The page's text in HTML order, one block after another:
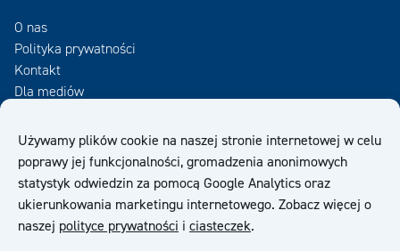
Używamy plików cookie na naszej stronie internetowej w celu
poprawy jej funkcjonalności, gromadzenia anonimowych
statystyk odwiedzin za pomocą Google Analytics oraz
ukierunkowania marketingu internetowego. Zobacz więcej o
naszej polityce prywatności i ciasteczek.
O nas
Polityka prywatności
Kontakt
Dla mediów
Zamów Newsletter
OWS